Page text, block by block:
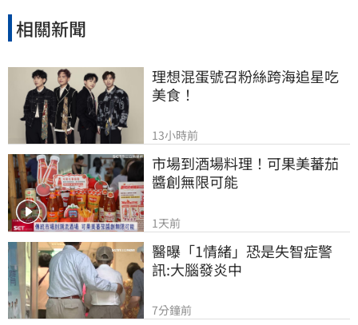
相關新聞
理想混蛋號召粉絲跨海追星吃
美食！
13小時前
市場到酒場料理！可果美蕃茄
醬創無限可能
1天前
醫曝「1情緒」恐是失智症警
訊:大腦發炎中
7分鐘前